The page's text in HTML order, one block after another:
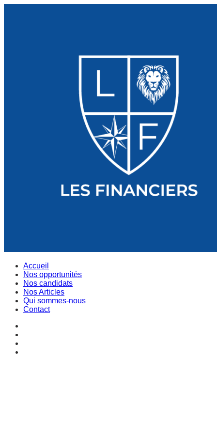
Accueil
Nos opportunités
Nos candidats
Nos Articles
Qui sommes-nous
Contact